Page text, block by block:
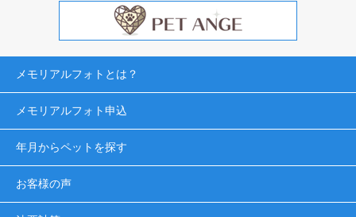
メモリアルフォトとは？
メモリアルフォト申込
年月からペットを探す
お客様の声